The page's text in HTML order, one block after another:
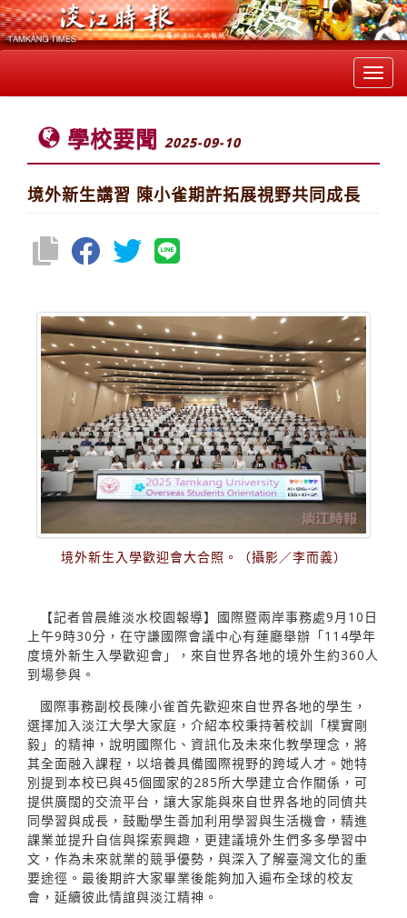
學校要聞 2025-09-10
境外新生講習 陳小雀期許拓展視野共同成長
境外新生入學歡迎會大合照。（攝影／李而義）
【記者曾晨維淡水校園報導】國際暨兩岸事務處9月10日
上午9時30分，在守謙國際會議中心有蓮廳舉辦「114學年
度境外新生入學歡迎會」，來自世界各地的境外生約360人
到場參與。
國際事務副校長陳小雀首先歡迎來自世界各地的學生，
選擇加入淡江大學大家庭，介紹本校秉持著校訓「樸實剛
毅」的精神，說明國際化、資訊化及未來化教學理念，將
其全面融入課程，以培養具備國際視野的跨域人才。她特
別提到本校已與45個國家的285所大學建立合作關係，可
提供廣闊的交流平台，讓大家能與來自世界各地的同儕共
同學習與成長，鼓勵學生善加利用學習與生活機會，精進
課業並提升自信與探索興趣，更建議境外生們多多學習中
文，作為未來就業的競爭優勢，與深入了解臺灣文化的重
要途徑。最後期許大家畢業後能夠加入遍布全球的校友
會，延續彼此情誼與淡江精神。